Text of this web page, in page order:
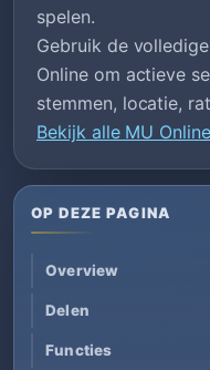
spelen.
Gebruik de
Online om actieve
stemmen, locatie,
Bekijk alle MU
OP DEZE PAGINA
Overview
Delen
Functies